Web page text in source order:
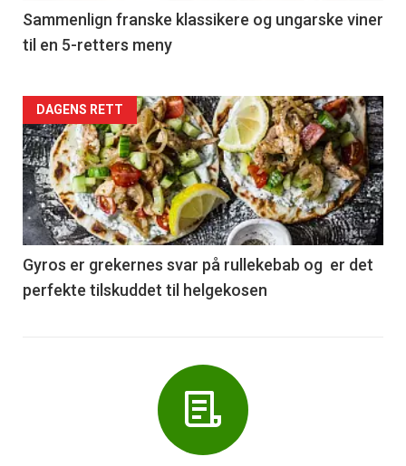
5
Sammenlign franske klassikere og ungarske viner
til en 5-retters meny
Forsiden
akkurat
nå
-
6
DAGENS RETT
Gyros er grekernes svar på rullekebab og er det
perfekte tilskuddet til helgekosen